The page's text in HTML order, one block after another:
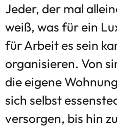
Jeder, der mal
weiß, was für ein
für Arbeit es sein
organisieren. Von
die eigene
sich selbst
versorgen, bis hin